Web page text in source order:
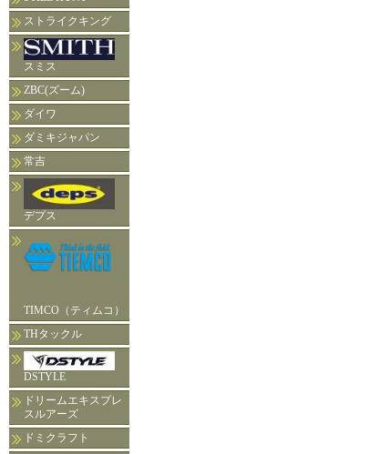
ストライクキング
スミス
ZBC(ズーム)
ダイワ
ダミキジャパン
常吉
デプス
TIMCO（ティムコ）
THタックル
DSTYLE
ドリームエキスプレ
スルアーズ
ドミクラフト